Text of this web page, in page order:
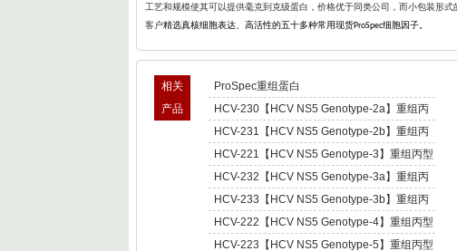
工艺和规模使其可以提供毫克到克级蛋白，价格优于同类公司，而小包装形
客户精选真核细胞表达、高活性的五十多种常用现货ProSpec细胞因子。
相关
产品
ProSpec重组蛋白
HCV-230【HCV NS5 Genotype-2a】重组丙
型肝炎病毒NS5,基因型2a -Recombinant
Hepatitis C Virus NS5 enotype-2a
HCV-231【HCV NS5 Genotype-2b】重组丙
型肝炎病毒NS5,基因型2b -Recombinant
Hepatitis C Virus NS5 enotype-2b
HCV-221【HCV NS5 Genotype-3】重组丙型
肝炎病毒NS5,基因型3 -Recombinant Hepatitis
C Virus NS5 enotype-3
HCV-232【HCV NS5 Genotype-3a】重组丙
型肝炎病毒NS5,基因型3a -Recombinant
Hepatitis C Virus NS5 enotype-3a
HCV-233【HCV NS5 Genotype-3b】重组丙
型肝炎病毒NS5,基因型3b -Recombinant
Hepatitis C Virus NS5 enotype-3b
HCV-222【HCV NS5 Genotype-4】重组丙型
肝炎病毒NS5,基因型4 -Recombinant Hepatitis
HCV-223【HCV NS5 Genotype-5】重组丙型